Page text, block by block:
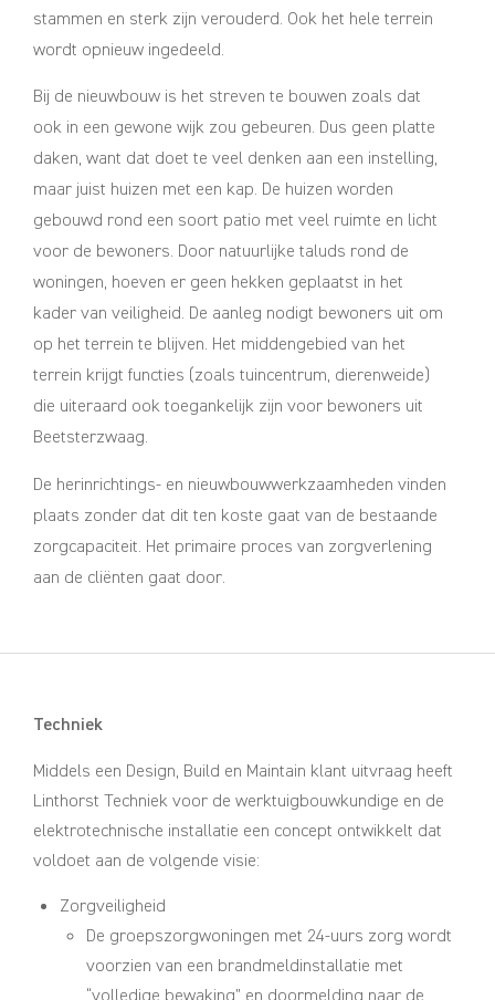
stammen en sterk zijn verouderd. Ook het hele terrein
wordt opnieuw ingedeeld.
Bij de nieuwbouw is het streven te bouwen zoals dat
ook in een gewone wijk zou gebeuren. Dus geen platte
daken, want dat doet te veel denken aan een instelling,
maar juist huizen met een kap. De huizen worden
gebouwd rond een soort patio met veel ruimte en licht
voor de bewoners. Door natuurlijke taluds rond de
woningen, hoeven er geen hekken geplaatst in het
kader van veiligheid. De aanleg nodigt bewoners uit om
op het terrein te blijven. Het middengebied van het
terrein krijgt functies (zoals tuincentrum, dierenweide)
die uiteraard ook toegankelijk zijn voor bewoners uit
Beetsterzwaag.
De herinrichtings- en nieuwbouwwerkzaamheden vinden
plaats zonder dat dit ten koste gaat van de bestaande
zorgcapaciteit. Het primaire proces van zorgverlening
aan de cliënten gaat door.
Techniek
Middels een Design, Build en Maintain klant uitvraag heeft
Linthorst Techniek voor de werktuigbouwkundige en de
elektrotechnische installatie een concept ontwikkelt dat
voldoet aan de volgende visie:
Zorgveiligheid
De groepszorgwoningen met 24-uurs zorg wordt
voorzien van een brandmeldinstallatie met
“volledige bewaking” en doormelding naar de